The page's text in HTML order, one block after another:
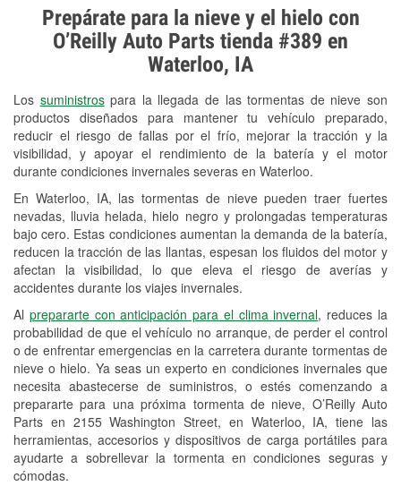
Prepárate para la nieve y el hielo con
O’Reilly Auto Parts tienda #389 en
Waterloo, IA
Los suministrospara la llegada de las tormentas de nieve son
productos diseñados para mantener tu vehículo preparado,
reducir el riesgo de fallas por el frío, mejorar la tracción y la
visibilidad, y apoyar el rendimiento de la batería y el motor
durante condiciones invernales severas en Waterloo.
En Waterloo, IA, las tormentas de nieve pueden traer fuertes
nevadas, lluvia helada, hielo negro y prolongadas temperaturas
bajo cero. Estas condiciones aumentan la demanda de la batería,
reducen la tracción de las llantas, espesan los fluidos del motor y
afectan la visibilidad, lo que eleva el riesgo de averías y
accidentes durante los viajes invernales.
Al prepararte con anticipación para el clima invernal, reduces la
probabilidad de que el vehículo no arranque, de perder el control
o de enfrentar emergencias en la carretera durante tormentas de
nieve o hielo. Ya seas un experto en condiciones invernales que
necesita abastecerse de suministros, o estés comenzando a
prepararte para una próxima tormenta de nieve, O’Reilly Auto
Parts en 2155 Washington Street, en Waterloo, IA, tiene las
herramientas, accesorios y dispositivos de carga portátiles para
ayudarte a sobrellevar la tormenta en condiciones seguras y
cómodas.
Prueba de alternadores y
arrancadores
Revisión de la luz "Check Engine"
Reciclaje de baterías y aceite
Instalación de bombillas de faros
Instalación de limpiaparabrisas
Programa de Préstamo de
Herramientas
Mezcla de pinturas
Rectificación de tambores y discos de
freno
Snowstorm Supplies
Tornado Supplies
Conoce más